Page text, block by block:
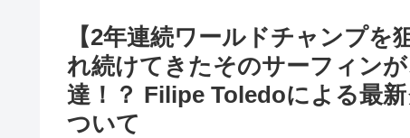
【2年連続ワールドチャンプ
れ続けてきたそのサーフィン
達！？ Filipe Toledoによる最
ついて